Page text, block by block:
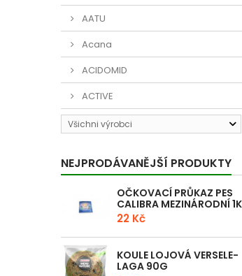
AATU
Acana
ACIDOMID
ACTIVE
Všichni výrobci
NEJPRODÁVANĚJŠÍ PRODUKTY
OČKOVACÍ PRŮKAZ PES
CALIBRA MEZINÁRODNÍ
22 Kč
KOULE LOJOVÁ VERSELE-
LAGA 90G